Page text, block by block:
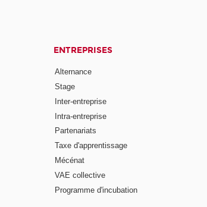
ENTREPRISES
Alternance
Stage
Inter-entreprise
Intra-entreprise
Partenariats
Taxe d'apprentissage
Mécénat
VAE collective
Programme d'incubation